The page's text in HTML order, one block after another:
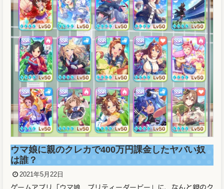
溜席の妖精（タニマチのお嬢さん）マスクなし画
像と正体がヤバかった！！
2021年5月21日
溜席で大相撲を観戦している女性が話題となっています。 こと